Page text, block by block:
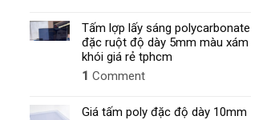
Tấm lợp lấy sáng polycarbonate
đặc ruột độ dày 5mm màu xám
khói giá rẻ tphcm
1 Comment
Giá tấm poly đặc độ dày 10mm